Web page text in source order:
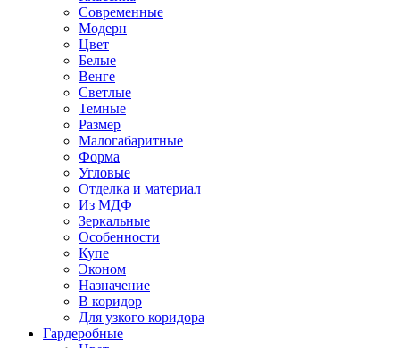
Современные
Модерн
Цвет
Белые
Венге
Светлые
Темные
Размер
Малогабаритные
Форма
Угловые
Отделка и материал
Из МДФ
Зеркальные
Особенности
Купе
Эконом
Назначение
В коридор
Для узкого коридора
Гардеробные